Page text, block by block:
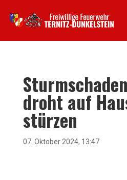
droht auf
stürzen
07. Oktober 2024, 13:47